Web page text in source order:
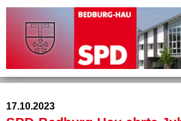
17.10.2023